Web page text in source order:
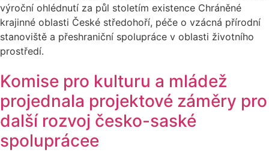
výroční ohlédnutí za půl stoletím existence Chráněné
krajinné oblasti České středohoří, péče o vzácná přírodní
stanoviště a přeshraniční spolupráce v oblasti životního
prostředí.
Komise pro kulturu a mládež
projednala projektové záměry pro
další rozvoj česko-saské
spoluprácee